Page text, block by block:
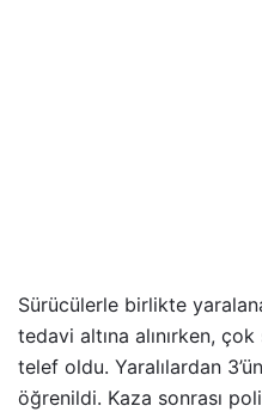
Sürücülerle birlikte
tedavi altına alınırken,
telef oldu. Yaralılardan
öğrenildi. Kaza sonrası